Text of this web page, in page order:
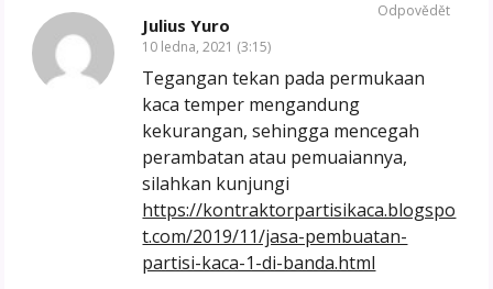
Julius Yuro
10 ledna, 2021 (3:15)
Tegangan tekan pada permukaan
kaca temper mengandung
kekurangan, sehingga mencegah
perambatan atau pemuaiannya,
silahkan kunjungi
https://kontraktorpartisikaca.blogspo
t.com/2019/11/jasa-pembuatan-
partisi-kaca-1-di-banda.html
Odpovědět